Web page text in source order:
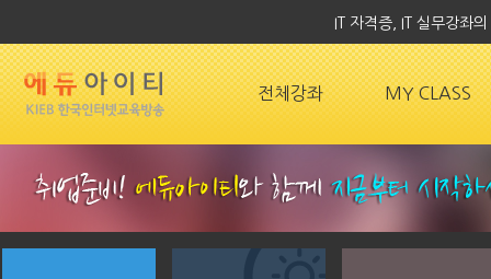
IT 자격증, IT 실무강좌
전체강좌 MY CLASS